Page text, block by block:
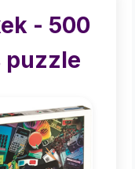
- 500
puzzle